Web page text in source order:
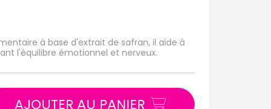
à base d'extrait de safran, il aide à
l'équilibre émotionnel et nerveux.
AJOUTER AU PANIER